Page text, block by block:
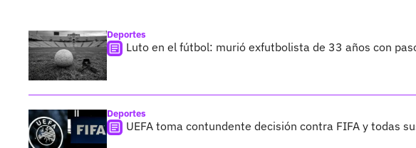
Deportes
Luto en el fútbol: murió exfutbolista de 33 años con
Deportes
UEFA toma contundente decisión contra FIFA y todas